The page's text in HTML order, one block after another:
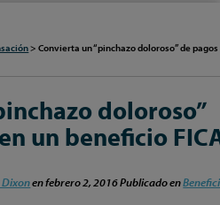
>Convierta un “pinchazo doloroso” de pagos
doloroso”
un beneficio
Dixonenfebrero 2, 2016Publicado en